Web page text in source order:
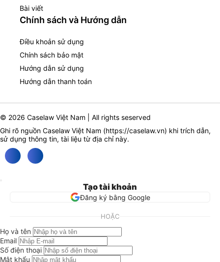
Bài viết
Chính sách và Hướng dẫn
Điều khoản sử dụng
Chính sách bảo mật
Hướng dẫn sử dụng
Hướng dẫn thanh toán
© 2026 Caselaw Việt Nam | All rights seserved
Ghi rõ nguồn Caselaw Việt Nam (https://caselaw.vn) khi trích dẫn,
sử dụng thông tin, tài liệu từ địa chỉ này.
Tạo tài khoản
Đăng ký bằng Google
HOẶC
Họ và tên
Email
Số điện thoại
Mật khẩu